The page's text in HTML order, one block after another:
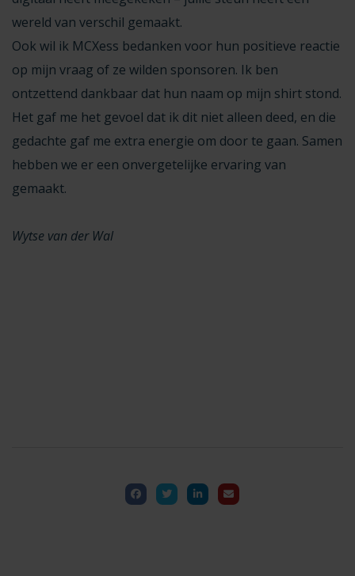
wereld van verschil gemaakt.
Ook wil ik MCXess bedanken voor hun positieve reactie
op mijn vraag of ze wilden sponsoren. Ik ben
ontzettend dankbaar dat hun naam op mijn shirt stond.
Het gaf me het gevoel dat ik dit niet alleen deed, en die
gedachte gaf me extra energie om door te gaan. Samen
hebben we er een onvergetelijke ervaring van
gemaakt.
Wytse van der Wal